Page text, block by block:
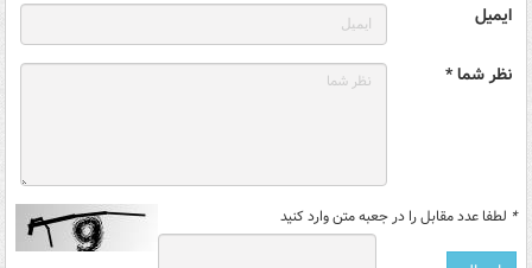
ایمیل
نظر شما *
* لطفا عدد مقابل را در جعبه متن وارد کنید